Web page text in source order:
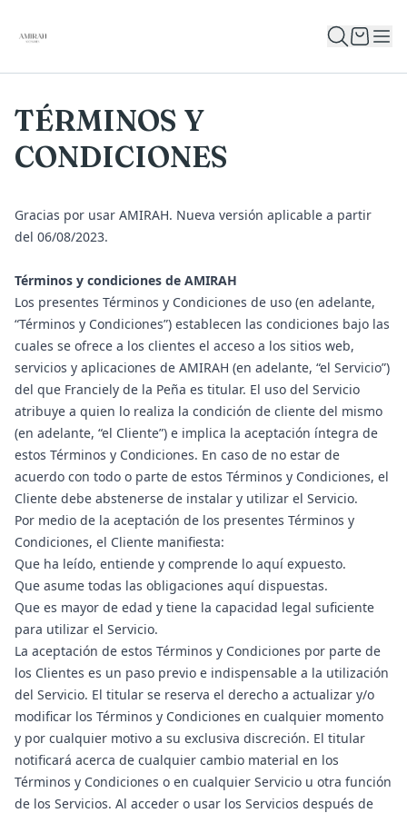
TÉRMINOS Y
CONDICIONES
Gracias por usar AMIRAH. Nueva versión aplicable a partir
del 06/08/2023.
Términos y condiciones de AMIRAH
Los presentes Términos y Condiciones de uso (en adelante,
“Términos y Condiciones”) establecen las condiciones bajo las
cuales se ofrece a los clientes el acceso a los sitios web,
servicios y aplicaciones de AMIRAH (en adelante, “el Servicio”)
del que Franciely de la Peña es titular. El uso del Servicio
atribuye a quien lo realiza la condición de cliente del mismo
(en adelante, “el Cliente”) e implica la aceptación íntegra de
estos Términos y Condiciones. En caso de no estar de
acuerdo con todo o parte de estos Términos y Condiciones, el
Cliente debe abstenerse de instalar y utilizar el Servicio.
Por medio de la aceptación de los presentes Términos y
Condiciones, el Cliente manifiesta:
Que ha leído, entiende y comprende lo aquí expuesto.
Que asume todas las obligaciones aquí dispuestas.
Que es mayor de edad y tiene la capacidad legal suficiente
para utilizar el Servicio.
La aceptación de estos Términos y Condiciones por parte de
los Clientes es un paso previo e indispensable a la utilización
del Servicio. El titular se reserva el derecho a actualizar y/o
modificar los Términos y Condiciones en cualquier momento
y por cualquier motivo a su exclusiva discreción. El titular
notificará acerca de cualquier cambio material en los
Términos y Condiciones o en cualquier Servicio u otra función
de los Servicios. Al acceder o usar los Servicios después de